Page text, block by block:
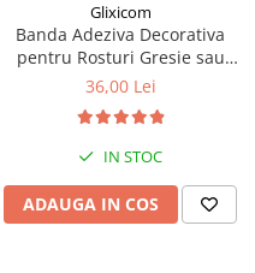
Glixicom
Banda Adeziva Decorativa
pentru Rosturi Gresie sau
Faianta 50 m x 5 mm Auriu
36,00 Lei
IN STOC
ADAUGA IN COS